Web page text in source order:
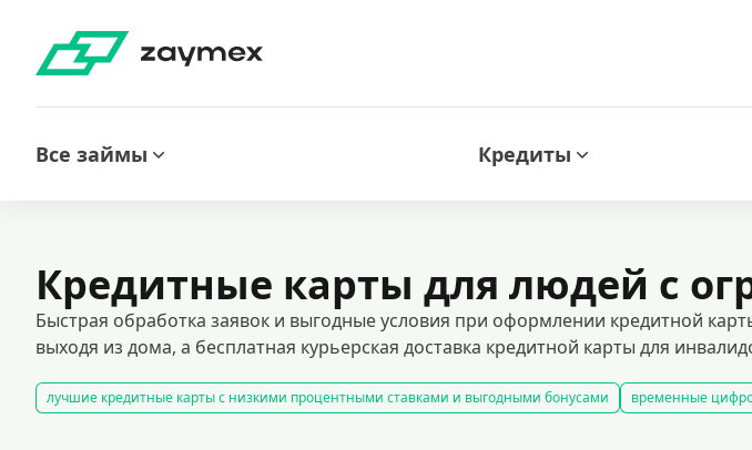
Все займы Кредиты
Кредитные карты для людей с
Быстрая обработка заявок и выгодные условия при оформлении кредитной
выходя из дома, а бесплатная курьерская доставка кредитной карты для
лучшие кредитные карты с низкими процентными ставками и выгодными бонусами временные